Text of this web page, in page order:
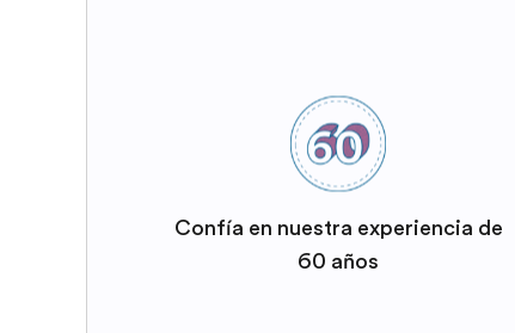
Confía en nuestra experiencia de
60 años